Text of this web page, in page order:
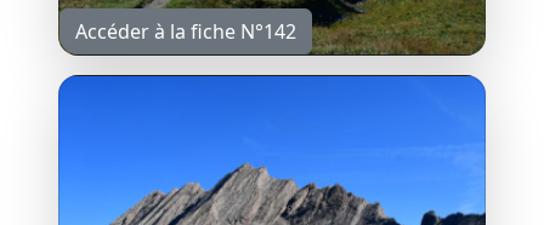
Accéder à la fiche N°142